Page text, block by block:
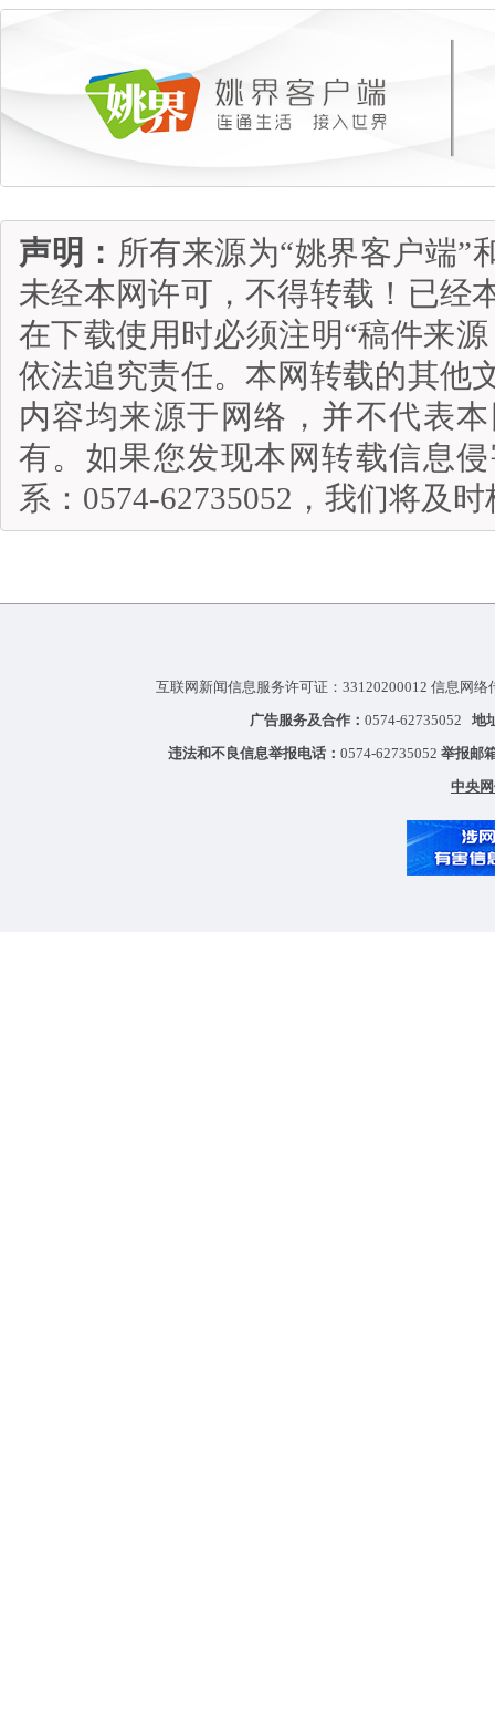
声明： 所有来源为“姚界客户端”
未经本网许可，不得转载！已经
在下载使用时必须注明“稿件来
依法追究责任。本网转载的其他
内容均来源于网络，并不代表
有。如果您发现本网转载信息
系：0574-62735052，我们将及
互联网新闻信息服务许可证：33120200012 信息网
广告服务及合作： 0574-62735052 地
违法和不良信息举报电话： 0574-62735052 举报邮
中央